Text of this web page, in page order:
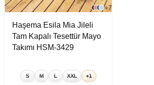
+7
Haşema Esila Mia Jileli
Tam Kapalı Tesettür Mayo
Takımı HSM-3429
S M L XXL +1